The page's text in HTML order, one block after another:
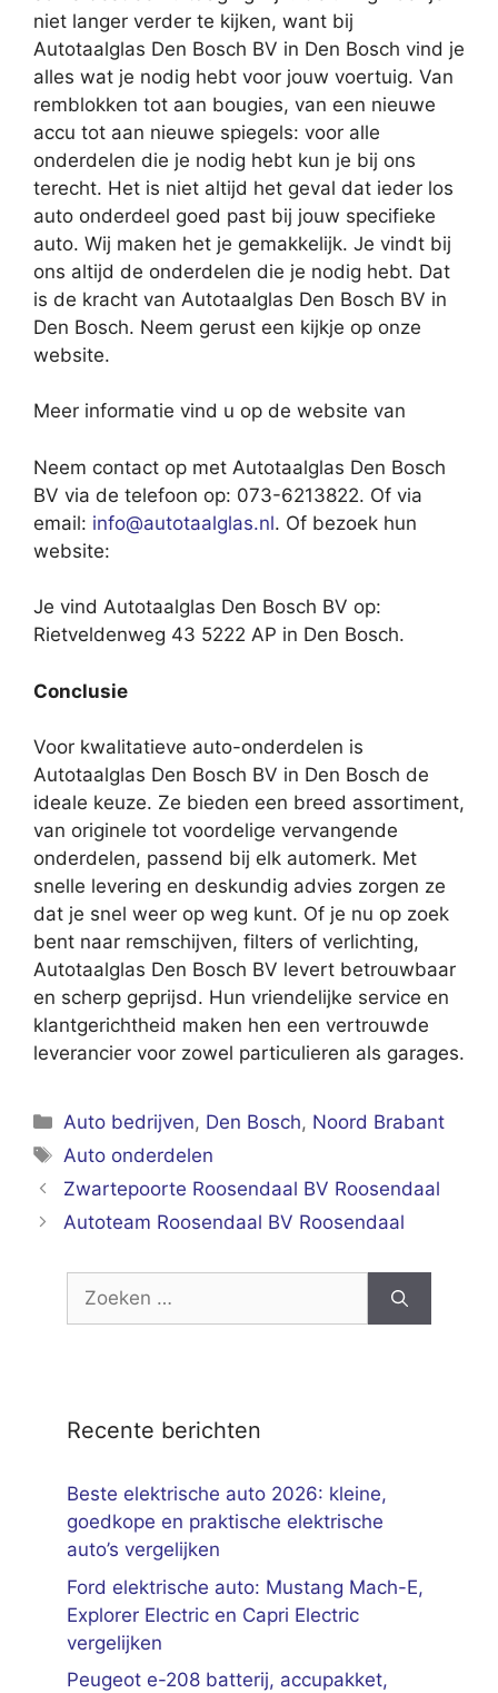
niet langer verder te kijken, want bij
Autotaalglas Den Bosch BV in Den Bosch vind je
alles wat je nodig hebt voor jouw voertuig. Van
remblokken tot aan bougies, van een nieuwe
accu tot aan nieuwe spiegels: voor alle
onderdelen die je nodig hebt kun je bij ons
terecht. Het is niet altijd het geval dat ieder los
auto onderdeel goed past bij jouw specifieke
auto. Wij maken het je gemakkelijk. Je vindt bij
ons altijd de onderdelen die je nodig hebt. Dat
is de kracht van Autotaalglas Den Bosch BV in
Den Bosch. Neem gerust een kijkje op onze
website.
Meer informatie vind u op de website van
Neem contact op met Autotaalglas Den Bosch
BV via de telefoon op: 073-6213822. Of via
email: info@autotaalglas.nl. Of bezoek hun
website:
Je vind Autotaalglas Den Bosch BV op:
Rietveldenweg 43 5222 AP in Den Bosch.
Conclusie
Voor kwalitatieve auto-onderdelen is
Autotaalglas Den Bosch BV in Den Bosch de
ideale keuze. Ze bieden een breed assortiment,
van originele tot voordelige vervangende
onderdelen, passend bij elk automerk. Met
snelle levering en deskundig advies zorgen ze
dat je snel weer op weg kunt. Of je nu op zoek
bent naar remschijven, filters of verlichting,
Autotaalglas Den Bosch BV levert betrouwbaar
en scherp geprijsd. Hun vriendelijke service en
klantgerichtheid maken hen een vertrouwde
leverancier voor zowel particulieren als garages.
Categorieën
Auto bedrijven, Den Bosch, Noord Brabant
Tags
Auto onderdelen
Zwartepoorte Roosendaal BV Roosendaal
Autoteam Roosendaal BV Roosendaal
Zoek
Recente berichten
Beste elektrische auto 2026: kleine,
goedkope en praktische elektrische
auto’s vergelijken
Ford elektrische auto: Mustang Mach-E,
Explorer Electric en Capri Electric
vergelijken
Peugeot e-208 batterij, accupakket,